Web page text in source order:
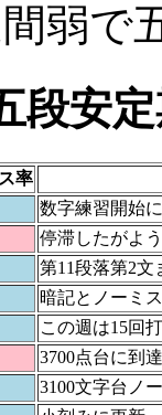
弱で
段安定
率
数字練習開始
停滞したがよ
第11段落第2文
暗記とノーミ
この週は15回
3700点台に到
3100文字台ノ